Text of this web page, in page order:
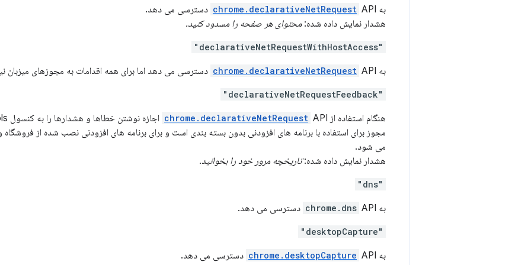
به chrome.declarativeNetRequest API دسترسی می دهد.
هشدار نمایش داده شده: محتوای هر صفحه را مسدود کنید.
"declarativeNetRequestWithHostAccess"
به chrome.declarativeNetRequest API دسترسی می دهد اما برای همه اقدامات به مجوزهای میزبان نیاز دارد.
"declarativeNetRequestFeedback"
هنگام استفاده از chrome.declarativeNetRequest
می شود.
هشدار نمایش داده شده:تاریخچه مرور خود را بخوانید.
"dns"
به chrome.dns API دسترسی می دهد.
"desktopCapture"
به chrome.desktopCapture API دسترسی می دهد.